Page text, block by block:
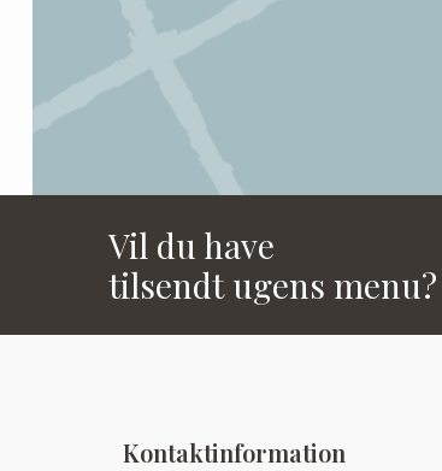
Vil du have
tilsendt ugens menu?
Kontaktinformation